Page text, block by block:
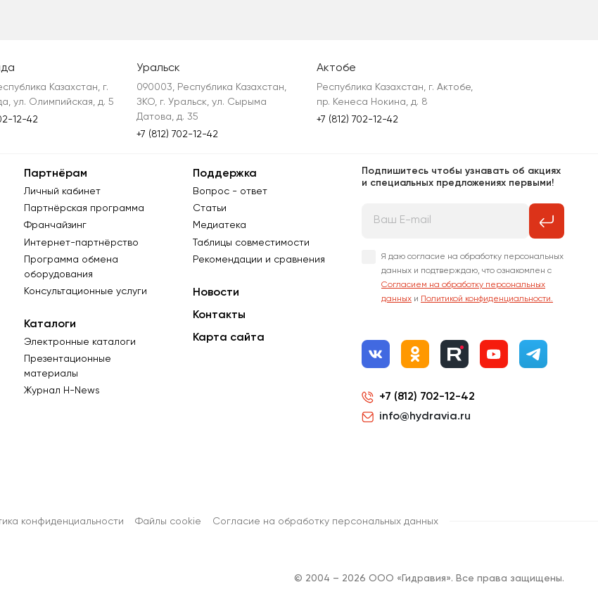
Казахстан, г.
ул. Олимпийская, д. 5
12-42
Уральск
090003, Республика Казахстан,
ЗКО, г. Уральск, ул. Сырыма
Датова, д. 35
+7 (812) 702-12-42
Актобе
Республика Казахстан, г. Актобе,
пр. Кенеса Нокина, д. 8
+7 (812) 702-12-42
Партнёрам
Личный кабинет
Партнёрская программа
Франчайзинг
Интернет-партнёрство
Программа обмена
оборудования
Консультационные услуги
Каталоги
Электронные каталоги
Презентационные
материалы
Журнал Н-News
Поддержка
Вопрос - ответ
Статьи
Медиатека
Таблицы совместимости
Рекомендации и сравнения
Новости
Контакты
Карта сайта
Подпишитесь чтобы узнавать об акциях
и специальных предложениях первыми!
Я даю согласие на обработку персональных
данных и подтверждаю, что ознакомлен с
Согласием на обработку персональных
данных и Политикой конфиденциальности.
+7 (812) 702-12-42
info@hydravia.ru
конфиденциальности Файлы cookie Согласиe на обработку персональных данных
© 2004 – 2026 ООО «Гидравия». Все права защищены.